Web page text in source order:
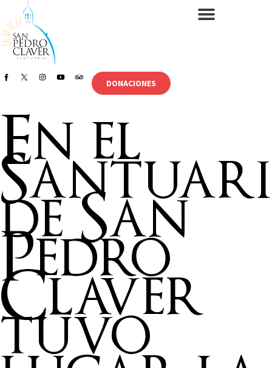
DONACIONES
En el
de San
Pedro
Claver
tuvo